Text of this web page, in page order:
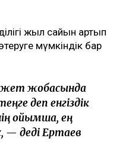
жыл сайын артып
мүмкіндік бар
жобасында
деп енгіздік
ойымша, ең
деді Ертаев